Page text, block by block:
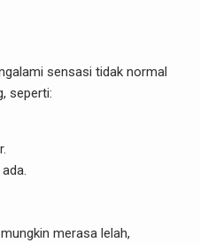
sensasi tidak normal
seperti:
merasa lelah,